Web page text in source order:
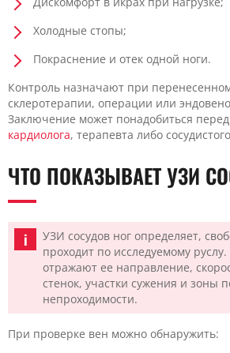
Холодные стопы;
Покраснение и отек одной ноги.
Контроль назначают при
склеротерапии, операции или
Заключение может понадобиться
кардиолога, терапевта либо
ЧТО ПОКАЗЫВАЕТ УЗИ
УЗИ сосудов ног определяет,
проходит по исследуемому
отражают ее направление,
стенок, участки сужения и зоны
непроходимости.
При проверке вен можно обнаружить: